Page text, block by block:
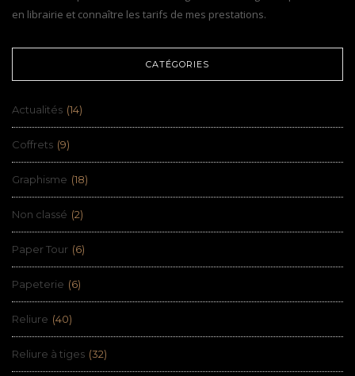
en librairie et connaître les tarifs de mes prestations.
CATÉGORIES
Actualités (14)
Coffrets (9)
Graphisme (18)
Non classé (2)
Paper Tour (6)
Papeterie (6)
Reliure (40)
Reliure à tiges (32)